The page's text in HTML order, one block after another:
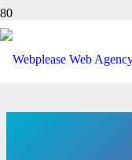
About